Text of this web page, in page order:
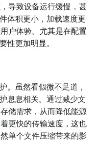
导致设备运行缓慢，甚
体积更小，加载速度更
户体验。尤其是在配置
性更加明显。
。虽然看似微不足道，
息息相关。通过减少文
储需求，从而降低能源
更快的传输速度，这也
单个文件压缩带来的影